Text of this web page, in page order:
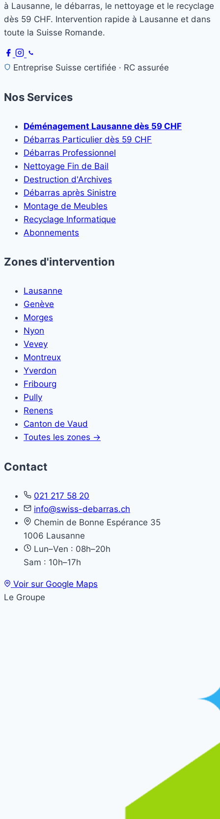
à Lausanne, le débarras, le nettoyage et le recyclage
dès 59 CHF. Intervention rapide à Lausanne et dans
toute la Suisse Romande.
Entreprise Suisse certifiée · RC assurée
Nos Services
Déménagement Lausanne dès 59 CHF
Débarras Particulier dès 59 CHF
Débarras Professionnel
Nettoyage Fin de Bail
Destruction d'Archives
Débarras après Sinistre
Montage de Meubles
Recyclage Informatique
Abonnements
Zones d'intervention
Lausanne
Genève
Morges
Nyon
Vevey
Montreux
Yverdon
Fribourg
Pully
Renens
Canton de Vaud
Toutes les zones →
Contact
021 217 58 20
info@swiss-debarras.ch
Chemin de Bonne Espérance 35
1006 Lausanne
Lun–Ven : 08h–20h
Sam : 10h–17h
Voir sur Google Maps
Le Groupe